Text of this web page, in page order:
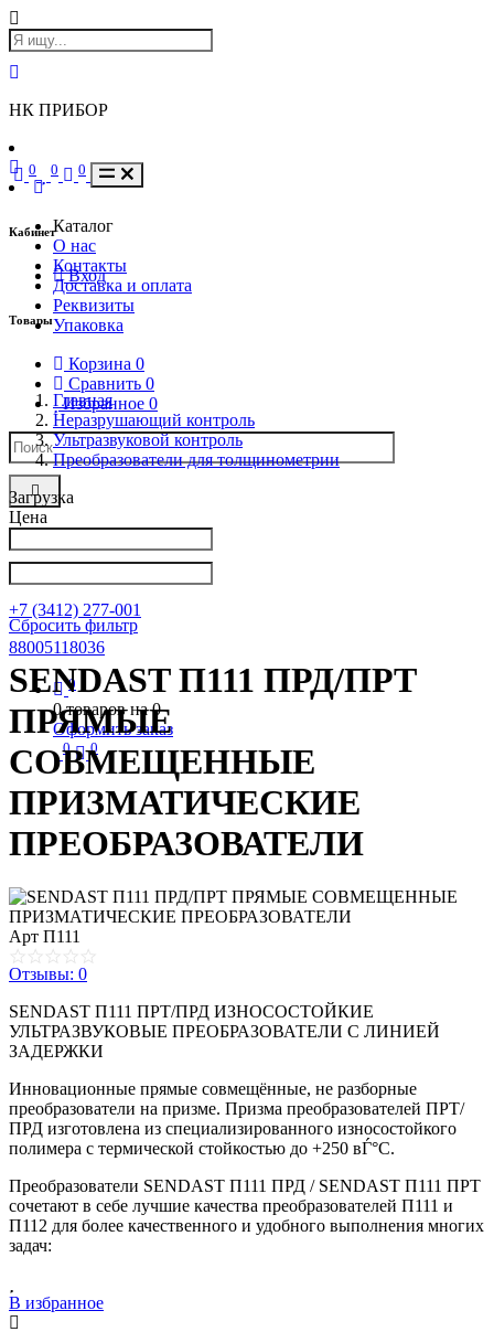
НК ПРИБОР
Кабинет
Вход
Товары
Корзина 0
Сравнить 0
Избранное 0
Написать в Телеграм
+7 (3412) 277-001
88005118036
0
0 товаров на0
Оформить заказ
0 0
0 0 0
Каталог
О нас
Контакты
Доставка и оплата
Реквизиты
Упаковка
Главная
Неразрушающий контроль
Ультразвуковой контроль
Преобразователи для толщинометрии
Загрузка
Цена
Сбросить фильтр
SENDAST П111 ПРД/ПРТ
ПРЯМЫЕ
СОВМЕЩЕННЫЕ
ПРИЗМАТИЧЕСКИЕ
ПРЕОБРАЗОВАТЕЛИ
Арт П111
Отзывы: 0
SENDAST П111 ПРТ/ПРД ИЗНОСОСТОЙКИЕ
УЛЬТРАЗВУКОВЫЕ ПРЕОБРАЗОВАТЕЛИ С ЛИНИЕЙ
ЗАДЕРЖКИ
Инновационные прямые совмещённые, не разборные
преобразователи на призме. Призма преобразователей ПРТ/
ПРД изготовлена из специализированного износостойкого
полимера с термической стойкостью до +250 вЃ°С.
Преобразователи SENDAST П111 ПРД / SENDAST П111 ПРТ
сочетают в себе лучшие качества преобразователей П111 и
П112 для более качественного и удобного выполнения многих
задач:
В избранное